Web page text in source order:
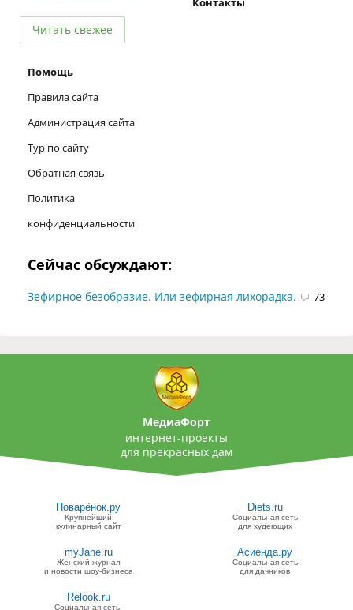
Читать свежее
Помощь
Правила сайта
Администрация сайта
Тур по сайту
Обратная связь
Политика
конфиденциальности
Сейчас обсуждают:
Зефирное безобразие. Или зефирная лихорадка. 73
МедиаФорт
интернет-проекты
для прекрасных дам
Поварёнок.ру
Крупнейший
кулинарный сайт
Diets.ru
Социальная сеть
для худеющих
myJane.ru
Женский журнал
и новости шоу-бизнеса
Асиенда.ру
Социальная сеть
для дачников
Relook.ru
Социальная сеть,